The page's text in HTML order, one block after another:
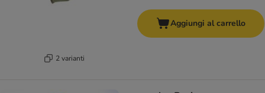
2 varianti
Aggiungi al carrello